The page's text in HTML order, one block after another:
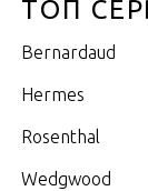
ТОП
Bernardaud
Hermes
Rosenthal
Wedgwood